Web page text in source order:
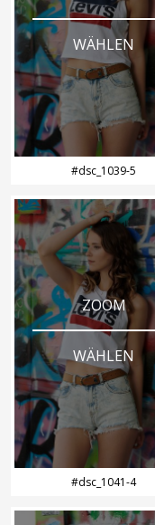
WÄHLEN
#dsc_1039-5
ZOOM
WÄHLEN
#dsc_1041-4